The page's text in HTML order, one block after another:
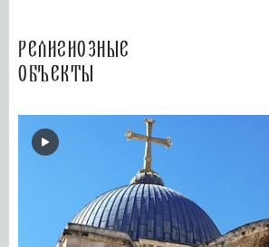
Религиозные
объекты